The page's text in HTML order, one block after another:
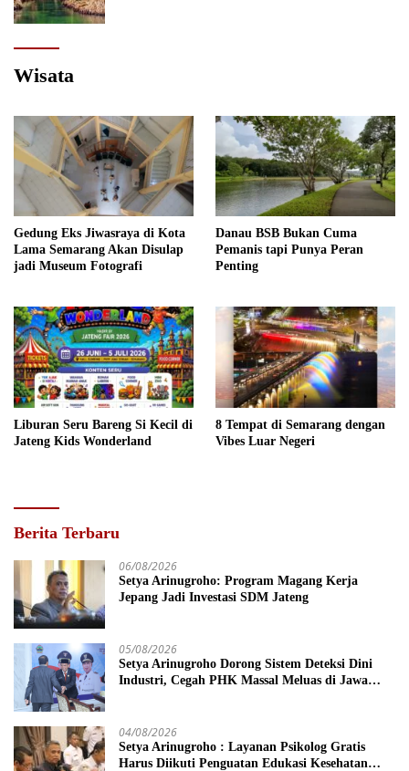
Wisata
Gedung Eks Jiwasraya di Kota
Lama Semarang Akan Disulap
jadi Museum Fotografi
Danau BSB Bukan Cuma
Pemanis tapi Punya Peran
Penting
Liburan Seru Bareng Si Kecil di
Jateng Kids Wonderland
8 Tempat di Semarang dengan
Vibes Luar Negeri
Berita Terbaru
06/08/2026
Setya Arinugroho: Program Magang Kerja
Jepang Jadi Investasi SDM Jateng
05/08/2026
Setya Arinugroho Dorong Sistem Deteksi Dini
Industri, Cegah PHK Massal Meluas di Jawa
04/08/2026
Setya Arinugroho : Layanan Psikolog Gratis
Harus Diikuti Penguatan Edukasi Kesehatan